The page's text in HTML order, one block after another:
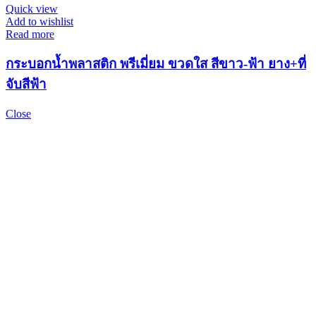
Quick view
Add to wishlist
Read more
กระบอกน้ำพลาสติก พรีเมี่ยม ขวดใส สีขาว-ฟ้า ยาง+ที่
จับสีฟ้า
Close